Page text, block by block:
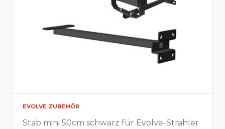
EVOLVE ZUBEHÖR
Stab mini 50cm schwarz für Evolve-Strahler